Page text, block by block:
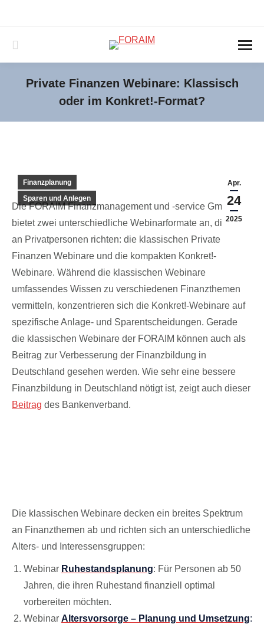
Search:
Private Finanzen Webinare: Klassisch
oder im Konkret!-Format?
Apr.
24
2025
Finanzplanung
Sparen und Anlegen
Die FORAIM Finanzmanagement und -service GmbH
bietet zwei unterschiedliche Webinarformate an, die sich
an Privatpersonen richten: die klassischen Private
Finanzen Webinare und die kompakten Konkret!-
Webinare. Während die klassischen Webinare
umfassendes Wissen zu verschiedenen Finanzthemen
vermitteln, konzentrieren sich die Konkret!-Webinare auf
spezifische Anlage- und Sparentscheidungen. Gerade
die klassischen Webinare der FORAIM können auch als
Beitrag zur Verbesserung der Finanzbildung in
Deutschland gesehen werden. Wie sehr eine bessere
Finanzbildung in Deutschland nötigt ist, zeigt auch dieser
Beitrag des Bankenverband.
Die klassischen Webinare decken ein breites Spektrum
an Finanzthemen ab und richten sich an unterschiedliche
Alters- und Interessensgruppen:​
Webinar Ruhestandsplanung: Für Personen ab 50
Jahren, die ihren Ruhestand finanziell optimal
vorbereiten möchten.​
Webinar Altersvorsorge – Planung und Umsetzung: